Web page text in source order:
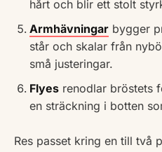
hårt och blir ett stolt
Armhävningar bygger
står och skalar från
små justeringar.
Flyes renodlar bröstets
en sträckning i botten
Res passet kring en till två